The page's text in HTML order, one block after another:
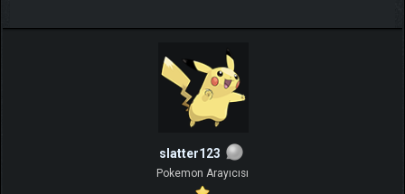
slatter123
Pokemon Arayıcısı